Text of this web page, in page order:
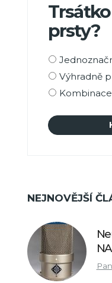
prsty?
Možnosti
výběru
Výhradně
Kombinace
NEJNOVĚJŠÍ